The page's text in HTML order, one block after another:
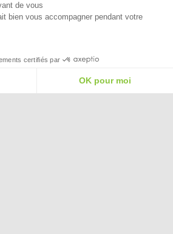
d'aide pour choisir une
une pointure ?
de vous
bien vous accompagner pendant votre
certifiés par
OK pour moi